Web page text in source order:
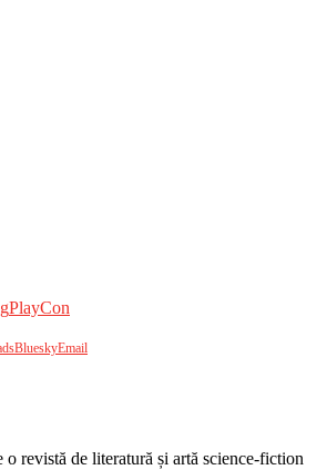
PlayCon
BlueskyEmail
o revistă de literatură și artă science-fiction